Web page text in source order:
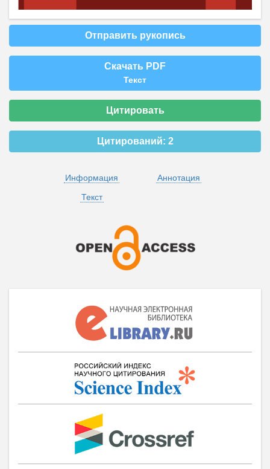
Отправить рукопись
Скачать PDF
Текст
Цитировать
Цитирований: 2
Информация
Аннотация
Текст